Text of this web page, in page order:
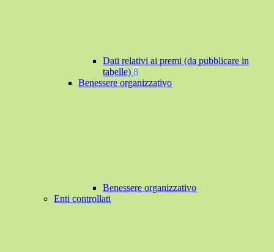
Dati relativi ai premi (da pubblicare in
tabelle) 8
Benessere organizzativo
Benessere organizzativo
Enti controllati